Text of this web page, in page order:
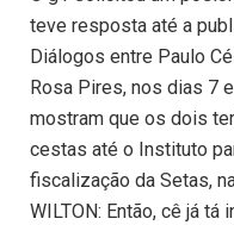
teve resposta até a
Diálogos entre Paulo
Rosa Pires, nos dias 7
mostram que os dois
cestas até o Instituto
fiscalização da Setas,
WILTON: Então, cê já tá